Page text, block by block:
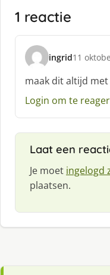
1 reactie
ingrid
s
h
r
11
maak dit altijd
Login om te
Laat een
Je moet ingelogd
plaatsen.